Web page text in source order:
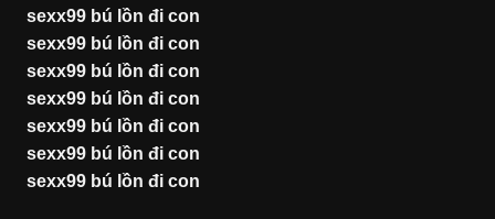
sexx99 bú lồn đi con
sexx99 bú lồn đi con
sexx99 bú lồn đi con
sexx99 bú lồn đi con
sexx99 bú lồn đi con
sexx99 bú lồn đi con
sexx99 bú lồn đi con